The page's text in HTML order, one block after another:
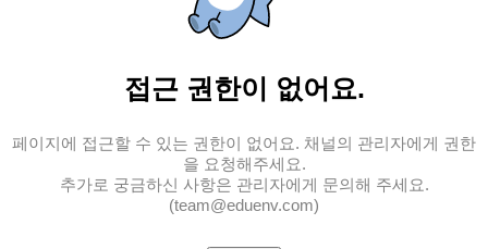
접근 권한이 없어요.
페이지에 접근할 수 있는 권한이 없어요. 채널의 관리자에게 권한
을 요청해주세요.
추가로 궁금하신 사항은 관리자에게 문의해 주세요.
(team@eduenv.com)